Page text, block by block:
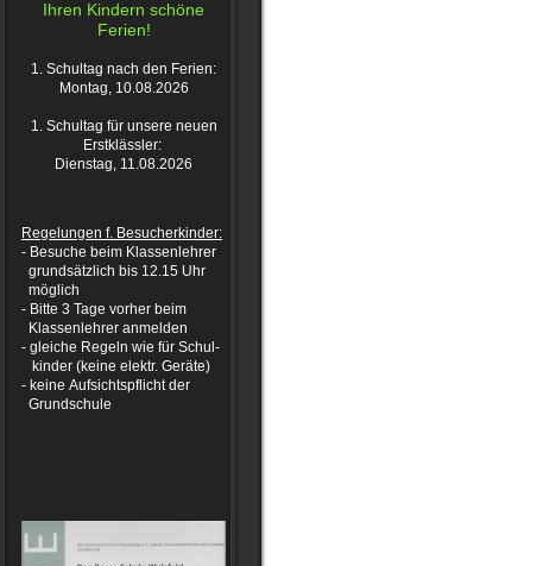
Ihren Kindern schöne
Ferien!
1. Schultag nach den Ferien:
Montag, 10.08.2026
1. Schultag für unsere neuen
Erstklässler:
Dienstag, 11.08.2026
Regelungen f. Besucherkinder:
- Besuche beim Klassenlehrer
grundsätzlich bis 12.15 Uhr
möglich
- Bitte 3 Tage vorher beim
Klassenlehrer anmelden
- gleiche Regeln wie für Schul-
kinder (keine elektr. Geräte)
- keine Aufsichtspflicht der
Grundschule